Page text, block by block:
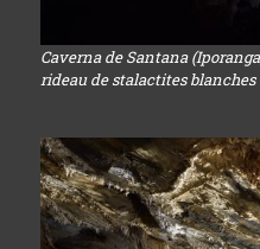
Caverna de Santana
rideau de stalactites blanches